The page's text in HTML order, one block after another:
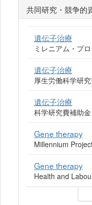
共同研究・競争的
遺伝子治療
ミレニアム・プ
遺伝子治療
厚生労働科学研
遺伝子治療
科学研究費補助金
Gene therapy
Millennium
Gene therapy
Health and